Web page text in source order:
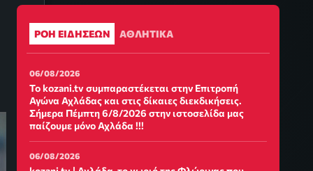
ΡΟΗ ΕΙΔΗΣΕΩΝ ΑΘΛΗΤΙΚΑ
06/08/2026
Το kozani.tv συμπαραστέκεται στην Επιτροπή
Αγώνα Αχλάδας και στις δίκαιες διεκδικήσεις.
Σήμερα Πέμπτη 6/8/2026 στην ιστοσελίδα μας
παίζουμε μόνο Αχλάδα !!!
06/08/2026